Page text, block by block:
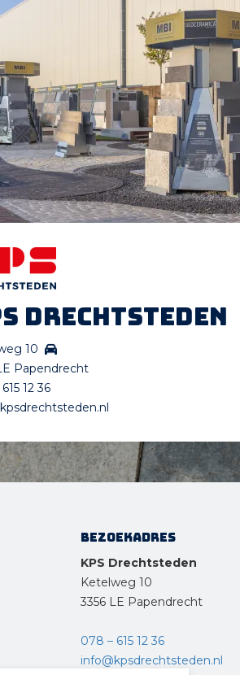
Drechtsteden
10
Papendrecht
12 36
Bezoekadres
KPS Drechtsteden
Ketelweg 10
3356 LE Papendrecht
078 – 615 12 36
info@kpsdrechtsteden.nl